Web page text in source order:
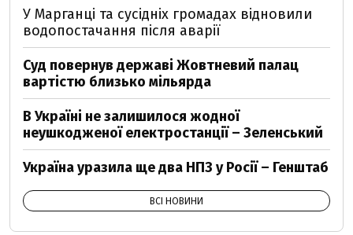
У Марганці та сусідніх громадах відновили
водопостачання після аварії
Суд повернув державі Жовтневий палац
вартістю близько мільярда
В Україні не залишилося жодної
неушкодженої електростанції – Зеленський
Україна уразила ще два НПЗ у Росії – Генштаб
ВСІ НОВИНИ